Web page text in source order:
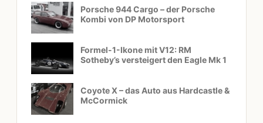
Porsche 944 Cargo – der Porsche
Kombi von DP Motorsport
Formel-1-Ikone mit V12: RM
Sotheby’s versteigert den Eagle Mk 1
Coyote X – das Auto aus Hardcastle &
McCormick